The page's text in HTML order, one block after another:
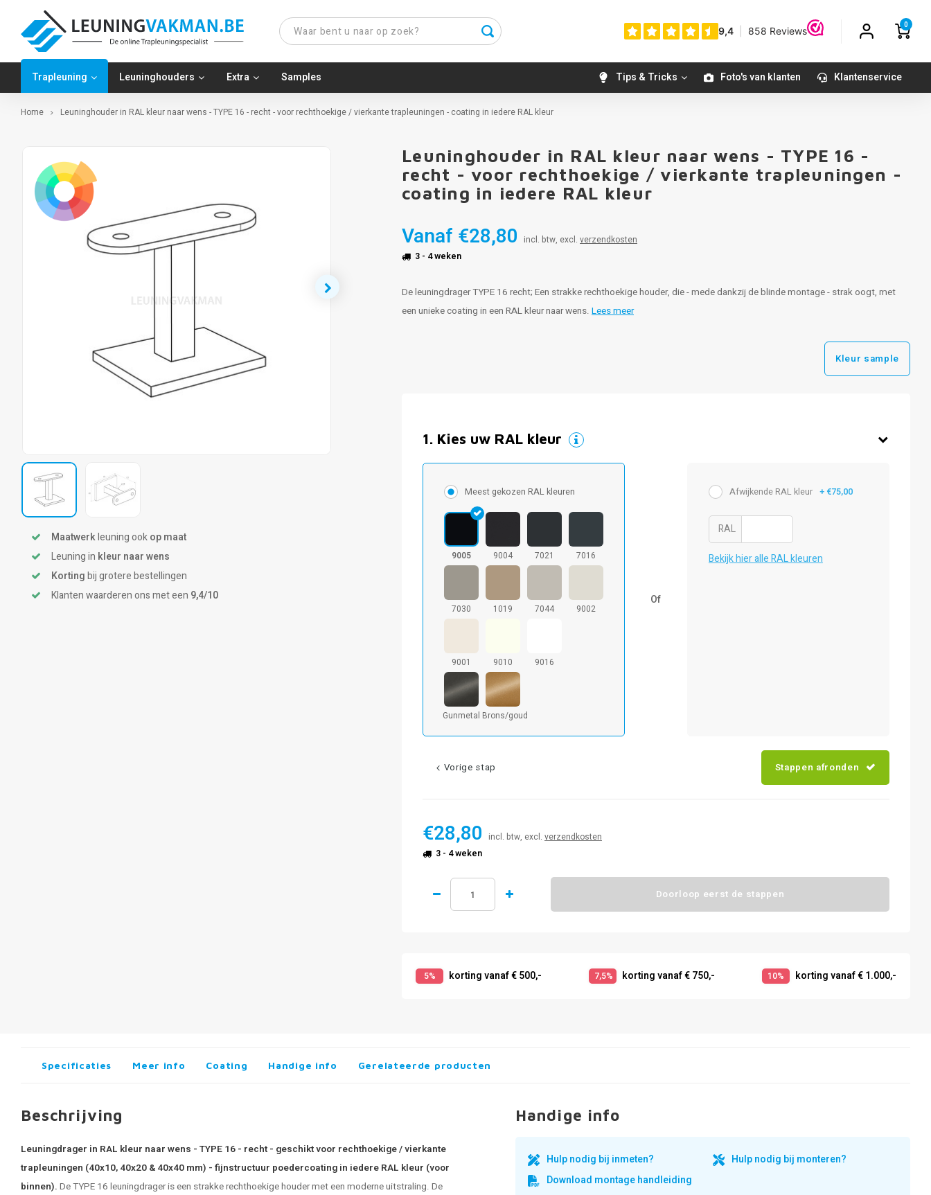
0
Trapleuning Leuninghouders Extra Samples Tips & Tricks Foto's van klanten Klantenservice
Home Leuninghouder in RAL kleur naar wens - TYPE 16 - recht - voor rechthoekige / vierkante trapleuningen - coating in iedere RAL kleur
Maatwerkleuning ookop maat
Leuning in kleur naar wens
Kortingbij grotere bestellingen
Klanten waarderen ons met een 9,4/10
Leuninghouder in RAL kleur naar wens - TYPE 16 -
recht - voor rechthoekige / vierkante trapleuningen -
coating in iedere RAL kleur
Vanaf €28,80 incl. btw, excl. verzendkosten
3 - 4 weken
De leuningdrager TYPE 16 recht; Een strakke rechthoekige houder, die - mede dankzij de blinde montage - strak oogt, met
een unieke coating in een RAL kleur naar wens. Lees meer
Kleur sample
1. Kies uw RAL kleur
Meest gekozen RAL kleuren
9005 9004 7021 7016
7030 1019 7044 9002
9001 9010 9016
Gunmetal Brons/goud
Of
Afwijkende RAL kleur + €75,00
RAL
Bekijk hier alle RAL kleuren
Vorige stap Stappen afronden
€28,80 incl. btw, excl. verzendkosten
3 - 4 weken
Doorloop eerst de stappen
5% korting vanaf € 500,- 7,5% korting vanaf € 750,- 10% korting vanaf € 1.000,-
Specificaties Meer info Coating Handige info Gerelateerde producten
Beschrijving
Leuningdrager in RAL kleur naar wens - TYPE 16 - recht - geschikt voor rechthoekige / vierkante
trapleuningen (40x10, 40x20 & 40x40 mm) - fijnstructuur poedercoating in iedere RAL kleur (voor
binnen). De TYPE 16 leuningdrager is een strakke rechthoekige houder met een moderne uitstraling. De
Handige info
Hulp nodig bij inmeten?
Hulp nodig bij monteren?
Download montage handleiding